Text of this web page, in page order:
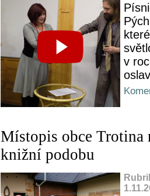
v
Místopis obce Trotina
knižní podobu